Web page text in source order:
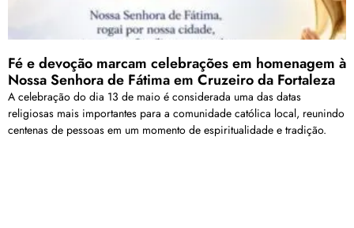
Fé e devoção marcam celebrações em homenagem à
Nossa Senhora de Fátima em Cruzeiro da Fortaleza
A celebração do dia 13 de maio é considerada uma das datas
religiosas mais importantes para a comunidade católica local, reunindo
centenas de pessoas em um momento de espiritualidade e tradição.